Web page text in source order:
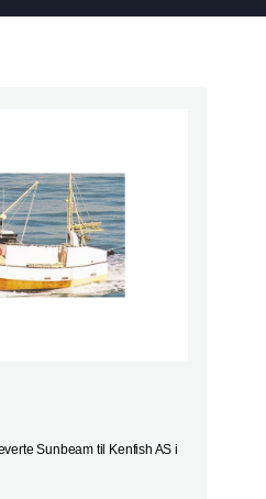
Sunbeam til Kenfish AS i